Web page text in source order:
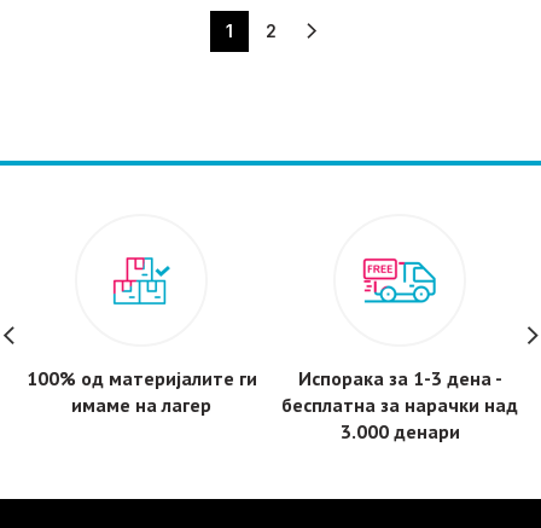
1 2
100% од материјалите ги
имаме на лагер
Испорака за 1-3 дена -
бесплатнa за нарачки над
3.000 денари